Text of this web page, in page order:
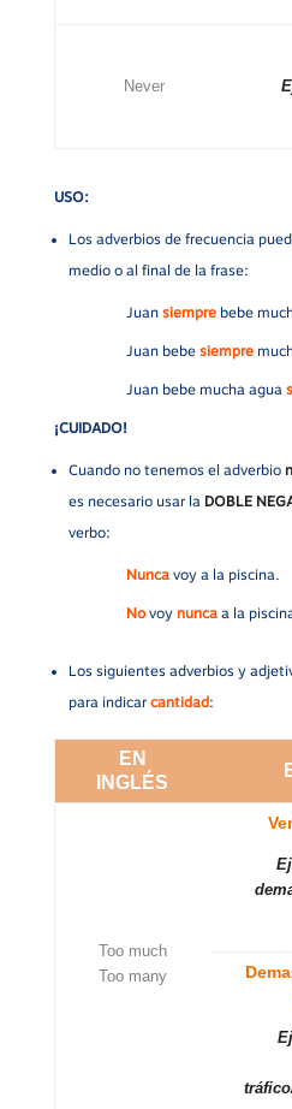
Never
USO:
Los adverbios de frecuencia
medio o al final de la frase:
Juan siemprebebe
Juan bebe siempre
Juan bebe mucha agua
¡CUIDADO!
Cuando no tenemos el adverbio
es necesario usar la DOBLE
verbo:
Nuncavoy a la piscina.
Novoy nunca a la
Los siguientes adverbios y
para indicar cantidad:
EN
INGLÉS
Too much
Too many